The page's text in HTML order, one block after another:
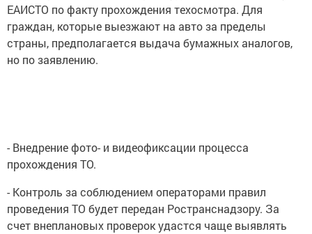
ЕАИСТО по факту прохождения техосмотра. Для
граждан, которые выезжают на авто за пределы
страны, предполагается выдача бумажных аналогов,
но по заявлению.
- Внедрение фото- и видеофиксации процесса
прохождения ТО.
- Контроль за соблюдением операторами правил
проведения ТО будет передан Ространснадзору. За
счет внеплановых проверок удастся чаще выявлять